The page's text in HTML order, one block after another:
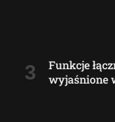
Funkcje
wyjaśnione